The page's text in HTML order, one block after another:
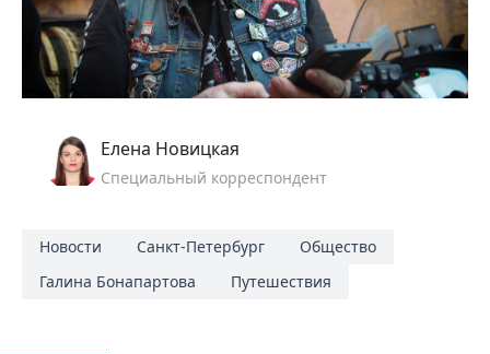
Елена Новицкая
Специальный корреспондент
Новости Санкт-Петербург
Общество
Галина Бонапартова
Путешествия